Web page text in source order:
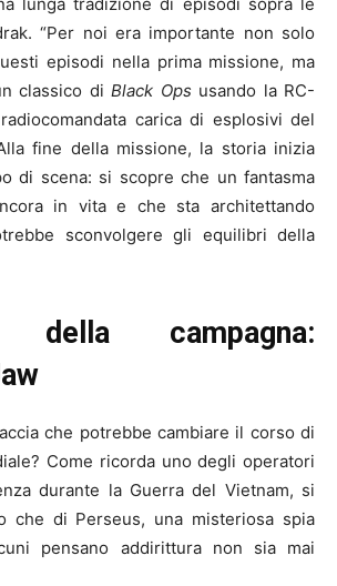
“Per noi era importante non solo
episodi nella prima missione, ma
classico diBlack Ops usando la RC-
carica di esplosivi del
fine della missione, la storia inizia
di scena: si scopre che un fantasma
in vita e che sta architettando
sconvolgere gli equilibri della
della campagna:
che potrebbe cambiare il corso di
Come ricorda uno degli operatori
durante la Guerra del Vietnam, si
che di Perseus, una misteriosa spia
pensano addirittura non sia mai